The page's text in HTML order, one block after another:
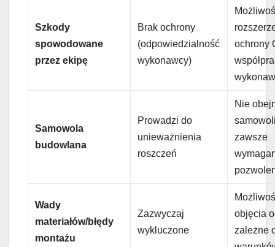
Szkody
spowodowane
przez ekipę
Brak ochrony
(odpowiedzialność
wykonawcy)
ochrony
Samowola
budowlana
Prowadzi do
unieważnienia
roszczeń
Nie
zawsze
Wady
materiałów/błędy
montażu
Zazwyczaj
wykluczone
objęcia
zależne